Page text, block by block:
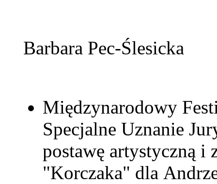
Barbara Pec-Ślesicka
Międzynarodowy
Specjalne Uznanie
postawę artystyczną i
"Korczaka" dla